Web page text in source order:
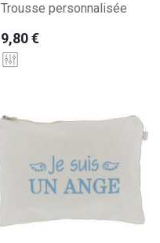
Trousse personnalisée
9,80 €